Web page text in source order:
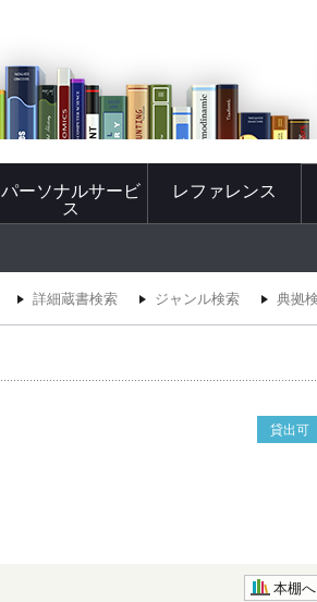
パーソナルサービ
ス
レファレンス
詳細蔵書検索 ジャンル検索 典拠
貸出可
本棚へ